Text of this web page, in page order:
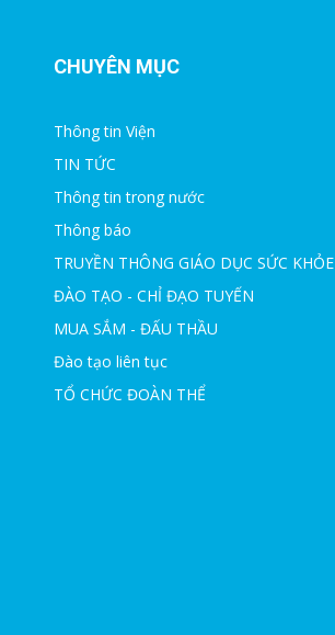
CHUYÊN MỤC
Thông tin Viện
TIN TỨC
Thông tin trong nước
Thông báo
TRUYỀN THÔNG GIÁO DỤC SỨC KHỎE
ĐÀO TẠO - CHỈ ĐẠO TUYẾN
MUA SẮM - ĐẤU THẦU
Đào tạo liên tục
TỔ CHỨC ĐOÀN THỂ